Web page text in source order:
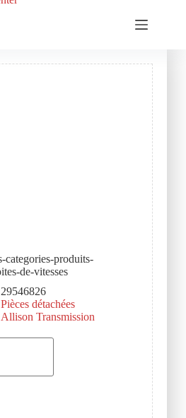
29546826
Pièces détachées
Allison Transmission